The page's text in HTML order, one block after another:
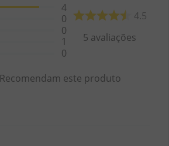
4
0
0
1
0
4.5
5 avaliações
Recomendam este produto